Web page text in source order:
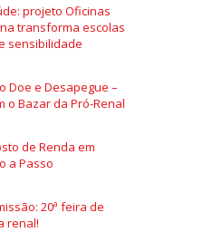
projeto Oficinas
transforma escolas
sensibilidade
Doe e Desapegue –
o Bazar da Pró-Renal
de Renda em
a Passo
20ª feira de
renal!